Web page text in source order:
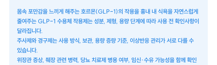
몸속 포만감을 느끼게 해주는 호르몬(GLP-1)의 작용을 흉내 내 식욕을 자연스럽게
줄여주는 GLP-1 수용체 작용제는 성분, 제형, 용량 단계에 따라 사용 전 확인사항이
달라집니다.
주사제와 경구제는 사용 방식, 보관, 용량 증량 기준, 이상반응 관리가 서로 다를 수
있습니다.
위장관 증상, 췌장 관련 병력, 당뇨 치료제 병용 여부, 임신·수유 가능성을 함께 확인